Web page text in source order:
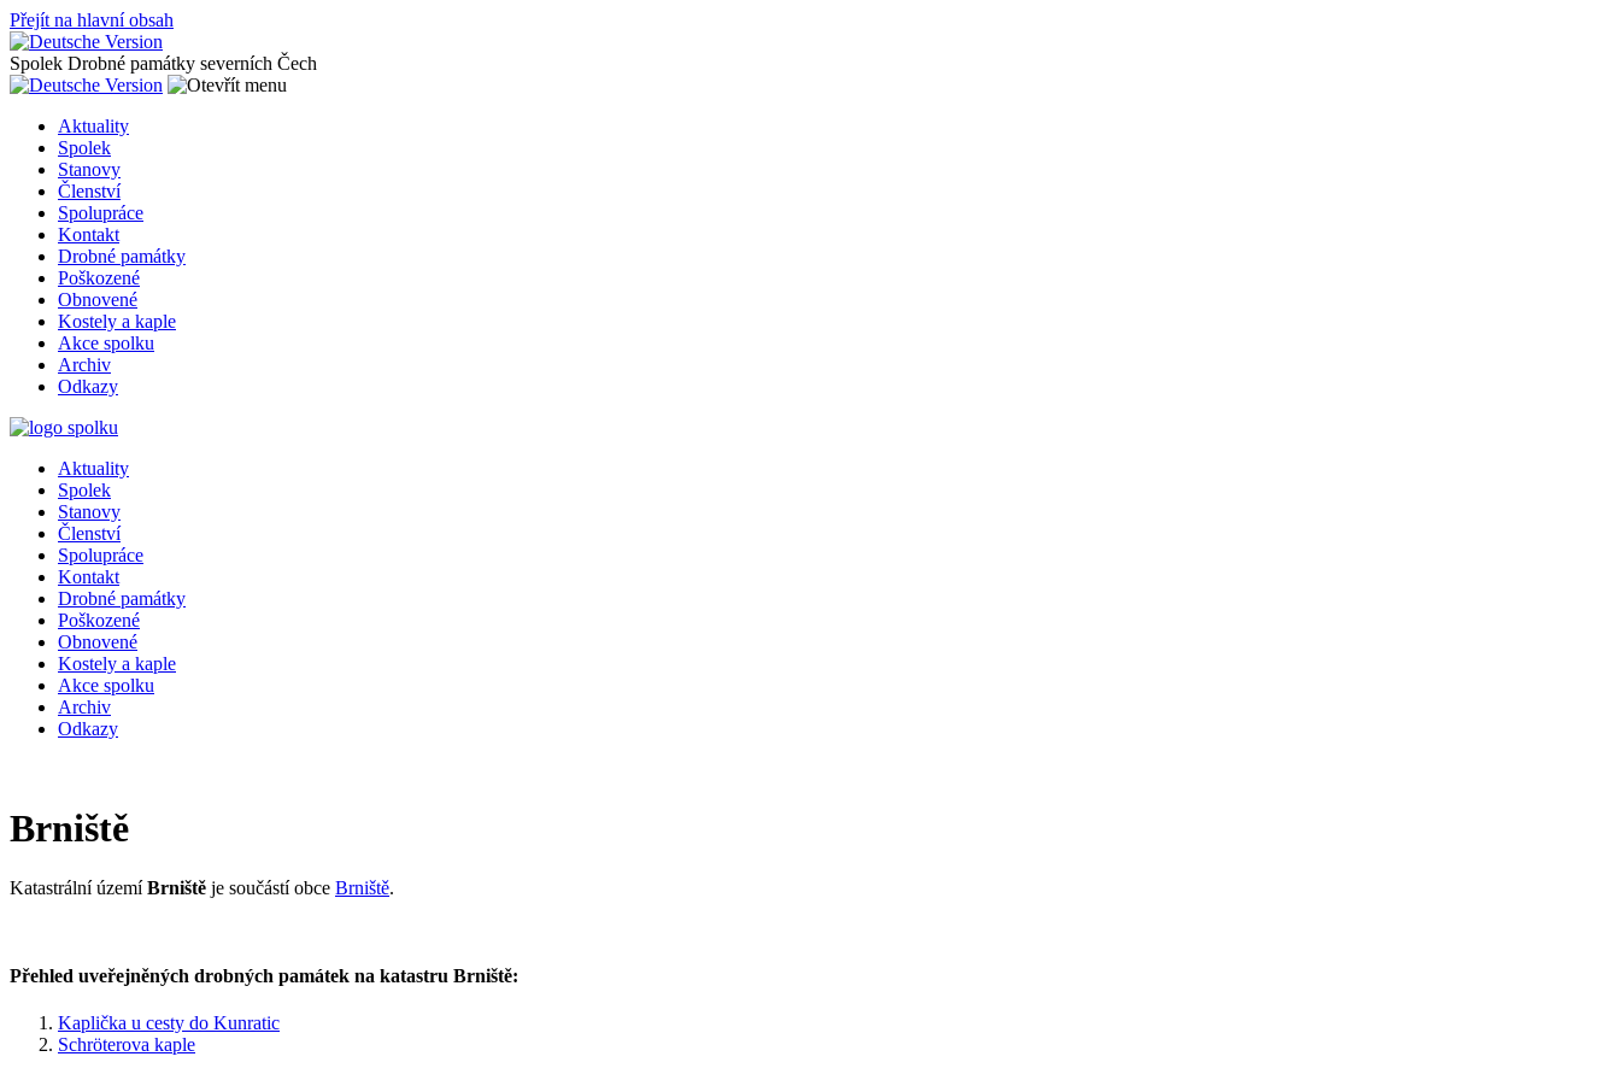
Přejít na hlavní obsah
Spolek Drobné památky severních Čech
Aktuality
Spolek
Stanovy
Členství
Spolupráce
Kontakt
Drobné památky
Poškozené
Obnovené
Kostely a kaple
Akce spolku
Archiv
Odkazy
Aktuality
Spolek
Stanovy
Členství
Spolupráce
Kontakt
Drobné památky
Poškozené
Obnovené
Kostely a kaple
Akce spolku
Archiv
Odkazy
Brniště
Katastrální územíBrniště je součástí obce Brniště.
Přehled uveřejněných drobných památek na katastru Brniště:
Kaplička u cesty do Kunratic
Schröterova kaple